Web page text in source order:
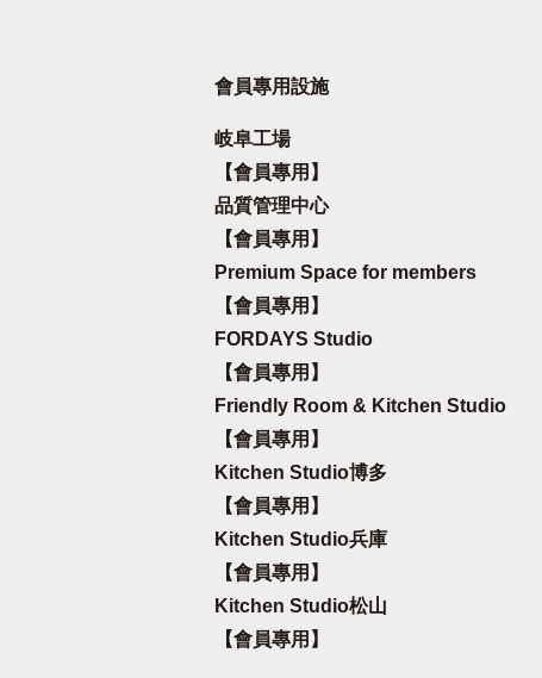
會員專用設施
岐阜工場
【會員專用】
品質管理中心
【會員專用】
Premium Space for members
【會員專用】
FORDAYS Studio
【會員專用】
Friendly Room & Kitchen Studio
【會員專用】
Kitchen Studio博多
【會員專用】
Kitchen Studio兵庫
【會員專用】
Kitchen Studio松山
【會員專用】